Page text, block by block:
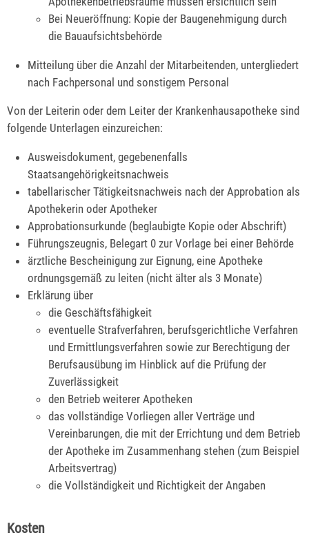
Bei Neueröffnung: Kopie der Baugenehmigung durch
die Bauaufsichtsbehörde
Mitteilung über die Anzahl der Mitarbeitenden, untergliedert
nach Fachpersonal und sonstigem Personal
Von der Leiterin oder dem Leiter der Krankenhausapotheke sind
folgende Unterlagen einzureichen:
Ausweisdokument, gegebenenfalls
Staatsangehörigkeitsnachweis
tabellarischer Tätigkeitsnachweis nach der Approbation als
Apothekerin oder Apotheker
Approbationsurkunde (beglaubigte Kopie oder Abschrift)
Führungszeugnis, Belegart 0 zur Vorlage bei einer Behörde
ärztliche Bescheinigung zur Eignung, eine Apotheke
ordnungsgemäß zu leiten (nicht älter als 3 Monate)
Erklärung über
die Geschäftsfähigkeit
eventuelle Strafverfahren, berufsgerichtliche Verfahren
und Ermittlungsverfahren sowie zur Berechtigung der
Berufsausübung im Hinblick auf die Prüfung der
Zuverlässigkeit
den Betrieb weiterer Apotheken
das vollständige Vorliegen aller Verträge und
Vereinbarungen, die mit der Errichtung und dem Betrieb
der Apotheke im Zusammenhang stehen (zum Beispiel
Arbeitsvertrag)
die Vollständigkeit und Richtigkeit der Angaben
Kosten